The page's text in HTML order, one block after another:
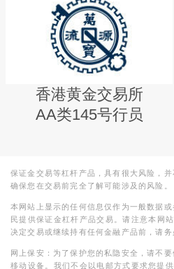
香港黄金交易所
AA类145号行员
保证金交易等杠杆产品，具有很大风险，
确保您在交易前完全了解可能涉及的风险。
本网站上显示的任何信息仅作为一般数据
民提供保证金杠杆产品交易。请注意本网
决定交易或继续持有任何金融产品前，请
网上保安：为了保护您的私隐安全，请不
移动设备。我们不会以电邮方式要求您提